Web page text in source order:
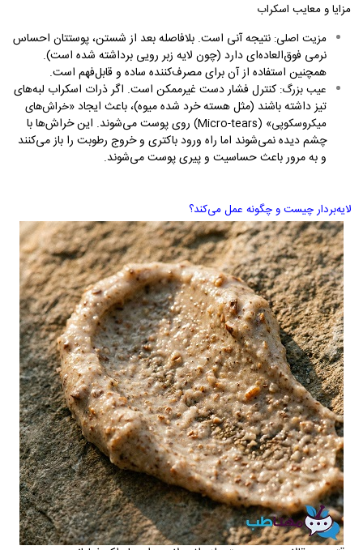
مزایا و معایب اسکراب
مزیت اصلی: نتیجه آنی است. بلافاصله بعد از شستن، پوستتان احساس
نرمی فوق‌العاده‌ای دارد (چون لایه زبر رویی برداشته شده است).
همچنین استفاده از آن برای مصرف‌کننده ساده و قابل‌فهم است.
عیب بزرگ: کنترل فشار دست غیرممکن است. اگر ذرات اسکراب لبه‌های
تیز داشته باشند (مثل هسته خرد شده میوه)، باعث ایجاد«خراش‌های
میکروسکوپی» (Micro-tears
) روی پوست می‌شوند. این خراش‌ها با
چشم دیده نمی‌شوند اما راه ورود باکتری و خروج رطوبت را باز می‌کنند
و به مرور باعث حساسیت و پیری پوست می‌شوند.
لایه‌بردار چیست و چگونه عمل می‌کند؟